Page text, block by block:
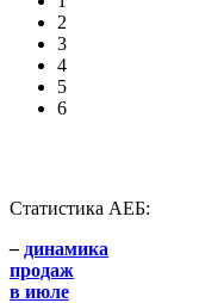
2
3
4
5
6
Статистика АЕБ:
– динамика
продаж
в июле